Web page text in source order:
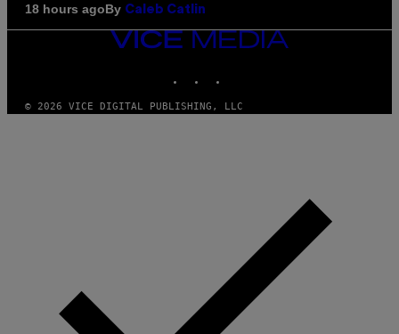
18 hours agoBy Caleb Catlin
VICE
MEDIA
© 2026 VICE DIGITAL PUBLISHING, LLC